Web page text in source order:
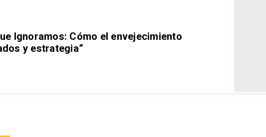
Ignoramos: Cómo el envejecimiento
y estrategia”